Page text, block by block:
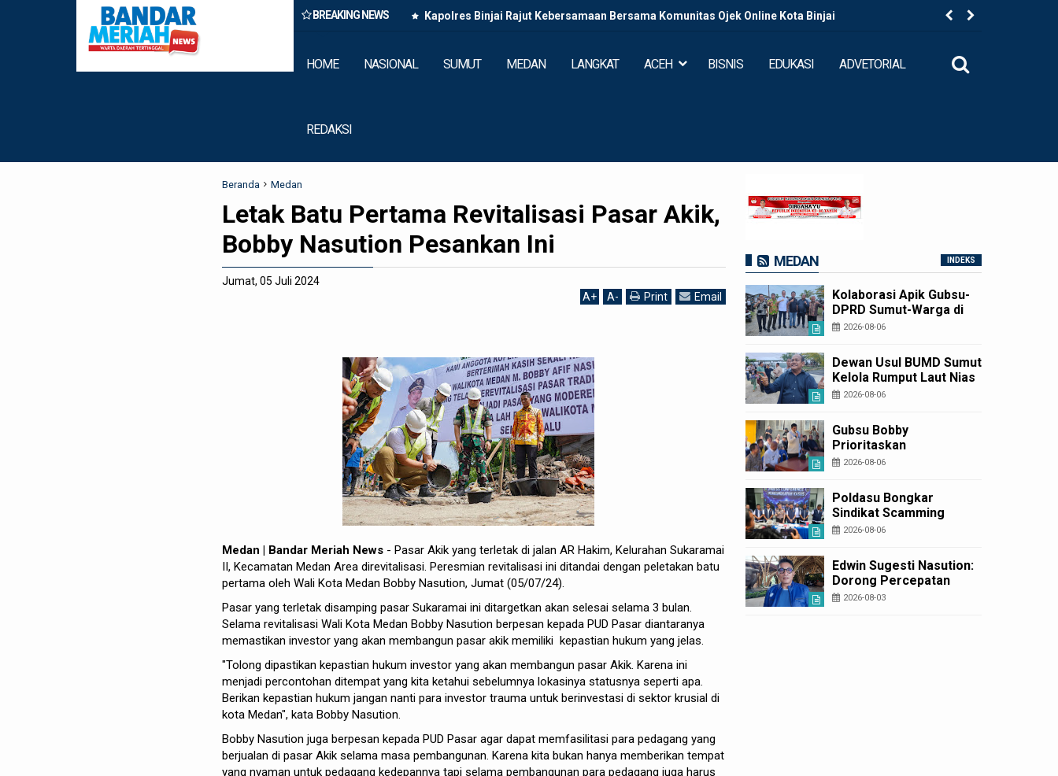
BREAKING NEWS
Amankan Dua Pengedar Narkoba Saat Patroli Malam Kapolres Binjai Rajut Kebersamaan Bersama Komunitas Ojek Online Kota Binjai
HOME NASIONAL SUMUT MEDAN LANGKAT ACEH BISNIS EDUKASI ADVETORIAL
REDAKSI
Beranda Medan
Letak Batu Pertama Revitalisasi Pasar Akik,
Bobby Nasution Pesankan Ini
Jumat, 05 Juli 2024
A+ A- Print Email
Medan | Bandar Meriah News - Pasar Akik yang terletak di jalan AR Hakim, Kelurahan Sukaramai
II, Kecamatan Medan Area direvitalisasi. Peresmian revitalisasi ini ditandai dengan peletakan batu
pertama oleh Wali Kota Medan Bobby Nasution, Jumat (05/07/24).
Pasar yang terletak disamping pasar Sukaramai ini ditargetkan akan selesai selama 3 bulan.
Selama revitalisasi Wali Kota Medan Bobby Nasution berpesan kepada PUD Pasar diantaranya
memastikan investor yang akan membangun pasar akik memiliki kepastian hukum yang jelas.
"Tolong dipastikan kepastian hukum investor yang akan membangun pasar Akik. Karena ini
menjadi percontohan ditempat yang kita ketahui sebelumnya lokasinya statusnya seperti apa.
Berikan kepastian hukum jangan nanti para investor trauma untuk berinvestasi di sektor krusial di
kota Medan", kata Bobby Nasution.
Bobby Nasution juga berpesan kepada PUD Pasar agar dapat memfasilitasi para pedagang yang
berjualan di pasar Akik selama masa pembangunan. Karena kita bukan hanya memberikan tempat
yang nyaman untuk pedagang kedepannya tapi selama pembangunan para pedagang juga harus
MEDAN INDEKS
Kolaborasi Apik Gubsu-
DPRD Sumut-Warga di
Nias Utara: Jalan Rusak
Diperbaiki
2026-08-06
Dewan Usul BUMD Sumut
Kelola Rumput Laut Nias
Utara dari Hulu ke Hilir
2026-08-06
Gubsu Bobby
Prioritaskan
Infrastruktur Nias Utara,
Ekonomi Mulai Dibenahi
2026-08-06
Poldasu Bongkar
Sindikat Scamming
Internasional di
Korban Rugi Rp6,7 Miliar
2026-08-06
Edwin Sugesti Nasution:
Dorong Percepatan
Perda PBG Guna
2026-08-03